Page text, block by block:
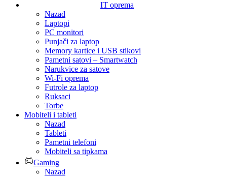
IT oprema
Nazad
Laptopi
PC monitori
Punjači za laptop
Memory kartice i USB stikovi
Pametni satovi – Smartwatch
Narukvice za satove
Wi-Fi oprema
Futrole za laptop
Ruksaci
Torbe
Mobiteli i tableti
Nazad
Tableti
Pametni telefoni
Mobiteli sa tipkama
Gaming
Nazad